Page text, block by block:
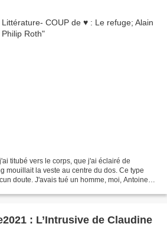
titubé vers le corps, que j'ai éclairé de
mouillait la veste au centre du dos. Ce type
doute. J'avais tué un homme, moi, Antoine
: L’Intrusive de Claudine